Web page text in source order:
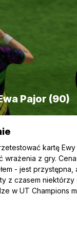
Pajor (90)
kartę Ewy
wrażenia z gry.
- jest przystępna,
z czasem
w UT Champions